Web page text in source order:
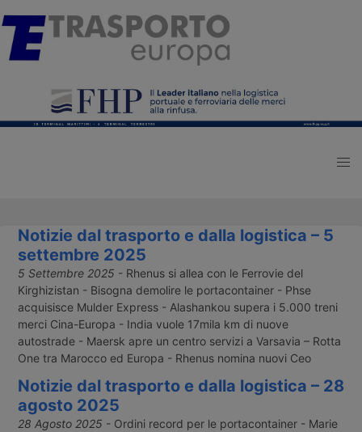
Notizie dal trasporto e dalla logistica – 5
settembre 2025
5 Settembre 2025 - Rhenus si allea con le Ferrovie del
Kirghizistan - Bisogna demolire le portacontainer - Phse
acquisisce Mulder Express - Alashankou supera i 5.000 treni
merci Cina-Europa - India vuole 17mila km di nuove
autostrade - Maersk apre un centro servizi a Varsavia – Rotta
One tra Marocco ed Europa - Rhenus nomina nuovi Ceo
Notizie dal trasporto e dalla logistica – 28
agosto 2025
28 Agosto 2025 - Ordini record per le portacontainer - Marie